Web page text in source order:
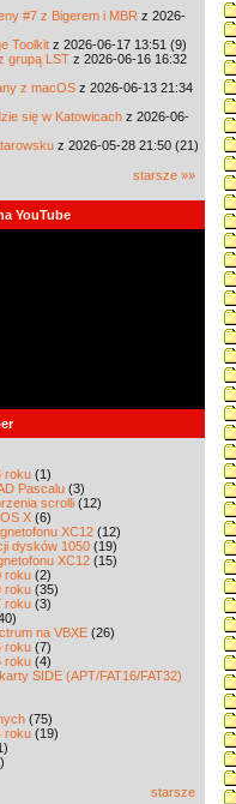
#7 z Bigerem i MBR z 2026-
Toolkit z 2026-06-17 13:51 (9)
grupą LST z 2026-06-16 16:32
z macOS z 2026-06-13 21:34
się w Katowicach z 2026-06-
z 2026-05-28 21:50 (21)
starsze »»
YouTube
roku (1)
Pascalu (3)
scrolli (12)
X (6)
XC12 (12)
dysków 1050 (19)
XC12 (15)
roku (2)
roku (35)
roku (3)
na VBXE (26)
roku (7)
roku (4)
SIDE (APT/FAT16/FAT32)
(75)
roku (19)
starsze